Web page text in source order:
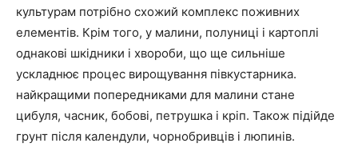
культурам потрібно схожий комплекс поживних
елементів. Крім того, у малини, полуниці і картоплі
однакові шкідники і хвороби, що ще сильніше
ускладнює процес вирощування півкустарника.
найкращими попередниками для малини стане
цибуля, часник, бобові, петрушка і кріп. Також підійде
грунт після календули, чорнобривців і люпинів.